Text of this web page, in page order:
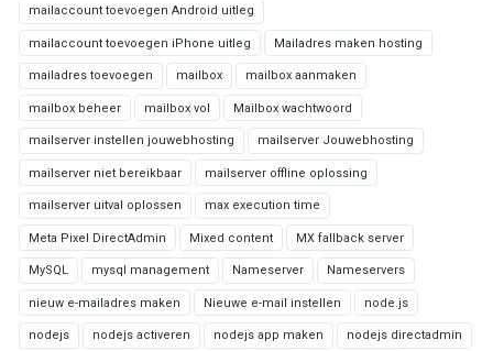
mailaccount toevoegen Android uitleg
mailaccount toevoegen iPhone uitleg Mailadres maken hosting
mailadres toevoegen mailbox mailbox aanmaken
mailbox beheer mailbox vol Mailbox wachtwoord
mailserver instellen jouwebhosting mailserver Jouwebhosting
mailserver niet bereikbaar mailserver offline oplossing
mailserver uitval oplossen max execution time
Meta Pixel DirectAdmin Mixed content MX fallback server
MySQL mysql management Nameserver Nameservers
nieuw e-mailadres maken Nieuwe e-mail instellen node.js
nodejs nodejs activeren nodejs app maken nodejs directadmin